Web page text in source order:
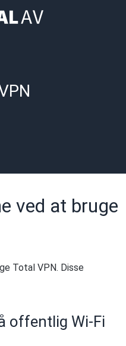
ved at bruge
Total VPN. Disse
offentlig Wi-Fi